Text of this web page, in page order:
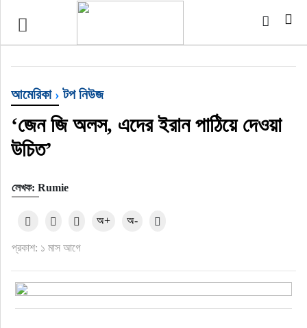
টপ নিউজ
ইন্টারন্যাশনাল
সিলেট বিভাগ
স্পোর্টস
মার্কিন যুক্তরাষ্ট্র
নিউইয়র্ক
আমেরিকা›টপ নিউজ
‘জেন জি অলস, এদের ইরান পাঠিয়ে দেওয়া
উচিত’
লেখক: Rumie
প্রকাশ: ১ মাস আগে
অ+ অ-